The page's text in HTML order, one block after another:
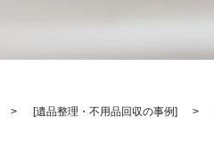
[遺品整理・不用品回収の事例]